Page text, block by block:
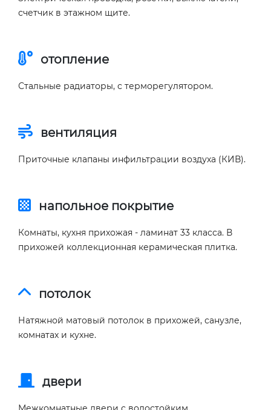
счетчик в этажном щите.
отопление
Стальные радиаторы, с терморегулятором.
вентиляция
Приточные клапаны инфильтрации воздуха (КИВ).
напольное покрытие
Комнаты, кухня прихожая - ламинат 33 класса. В
прихожей коллекционная керамическая плитка.
потолок
Натяжной матовый потолок в прихожей, санузле,
комнатах и кухне.
двери